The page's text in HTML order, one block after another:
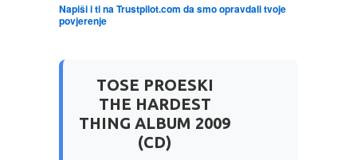
MITOLOGIJA
NAUČNA FANTASTIKA
Napiši i ti na Trustpilot.com da smo opravdali tvoje
povjerenje
TOSE PROESKI
THE HARDEST
THING ALBUM 2009
(CD)